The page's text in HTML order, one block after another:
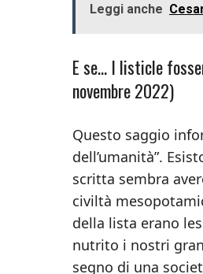
Leggi anche
E se… I listicle
novembre 2022)
Questo saggio
dell’umanità”.
scritta sembra
civiltà
della lista erano
nutrito i nostri
segno di una